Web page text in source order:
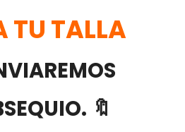
TU TALLA
🔖